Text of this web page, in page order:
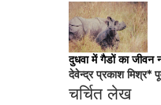
दुधवा में गैडों का जीवन
देवेन्द्र प्रकाश मिश्र*
चर्चित लेख